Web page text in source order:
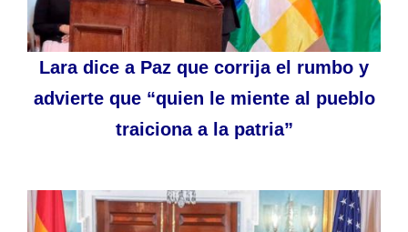
Lara dice a Paz que corrija el rumbo y
advierte que “quien le miente al pueblo
traiciona a la patria”